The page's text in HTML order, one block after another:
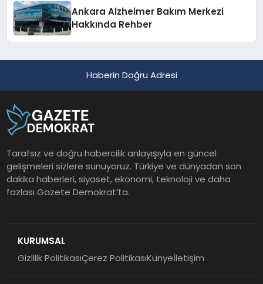
Ankara Alzheimer Bakım Merkezi
Hakkında Rehber
Haberin Doğru Adresi
Tarafsız ve doğru habercilik anlayışıyla en güncel
gelişmeleri sizlere sunuyoruz. Türkiye ve dünyadan son
dakika haberleri, siyaset, ekonomi, teknoloji ve daha
fazlası Gazete Demokrat’ta.
KURUMSAL
Gizlilik PolitikasıÇerez PolitikasıKünyeİletişim